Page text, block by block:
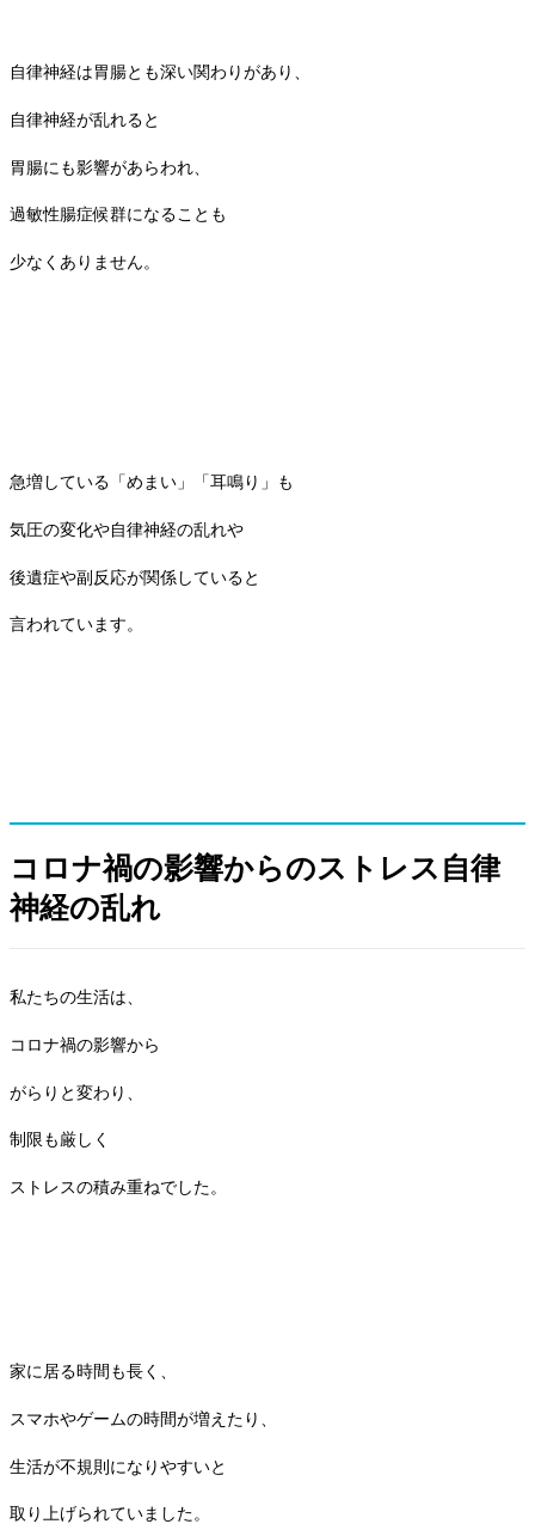
自律神経は胃腸とも深い関わりがあり、
自律神経が乱れると
胃腸にも影響があらわれ、
過敏性腸症候群になることも
少なくありません。
急増している「めまい」「耳鳴り」も
気圧の変化や自律神経の乱れや
後遺症や副反応が関係していると
言われています。
コロナ禍の影響からのストレス自律
神経の乱れ
私たちの生活は、
コロナ禍の影響から
がらりと変わり、
制限も厳しく
ストレスの積み重ねでした。
家に居る時間も長く、
スマホやゲームの時間が増えたり、
生活が不規則になりやすいと
取り上げられていました。